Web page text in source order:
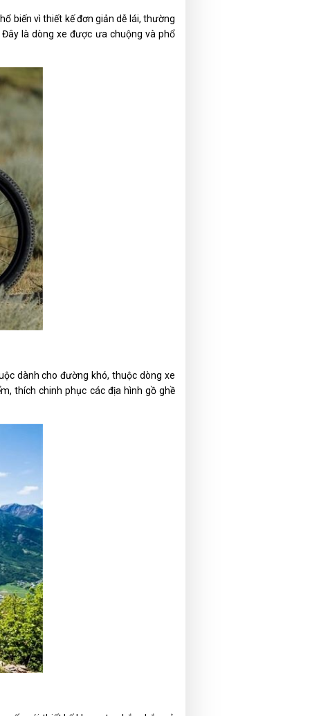
biến vì thiết kế đơn giản dễ lái, thường
là dòng xe được ưa chuộng và phổ
dành cho đường khó, thuộc dòng xe
thích chinh phục các địa hình gồ ghề